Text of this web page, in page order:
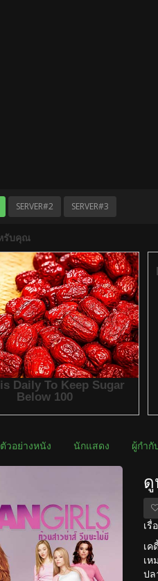
SERVER#2 SERVER#3
ตัวอย่างหนัง นักแสดง ผู้กำกั
ดู
เรื่
เค
เห
ปล